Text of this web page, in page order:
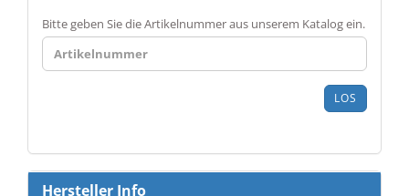
BITTE
GEBEN
SIE
DIE
EIN.
Bitte geben Sie die Artikelnummer aus unserem Katalog ein.
LOS
Hersteller Info